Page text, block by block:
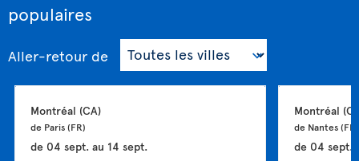
populaires
Aller-retour de
Montréal (CA)
de Paris (FR)
de 04 sept.au 14 sept.
Montréal
de Nantes (FR)
de 04 sept.